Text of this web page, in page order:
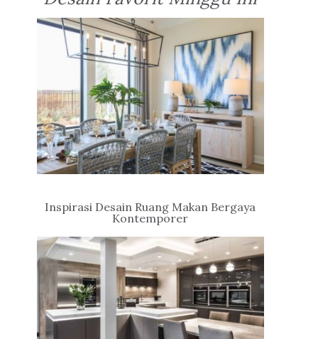
Inspirasi Desain Ruang Makan Bergaya
Kontemporer